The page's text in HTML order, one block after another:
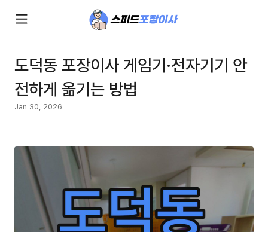
도덕동 포장이사 게임기·전자기기 안
전하게 옮기는 방법
Jan 30, 2026